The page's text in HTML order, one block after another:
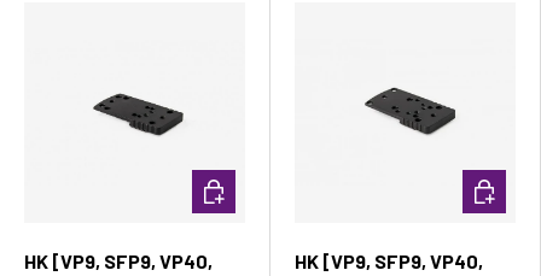
HK [VP9, SFP9, VP40,
Προσθήκη στο καλάθι
HK [VP9, SFP9, VP40,